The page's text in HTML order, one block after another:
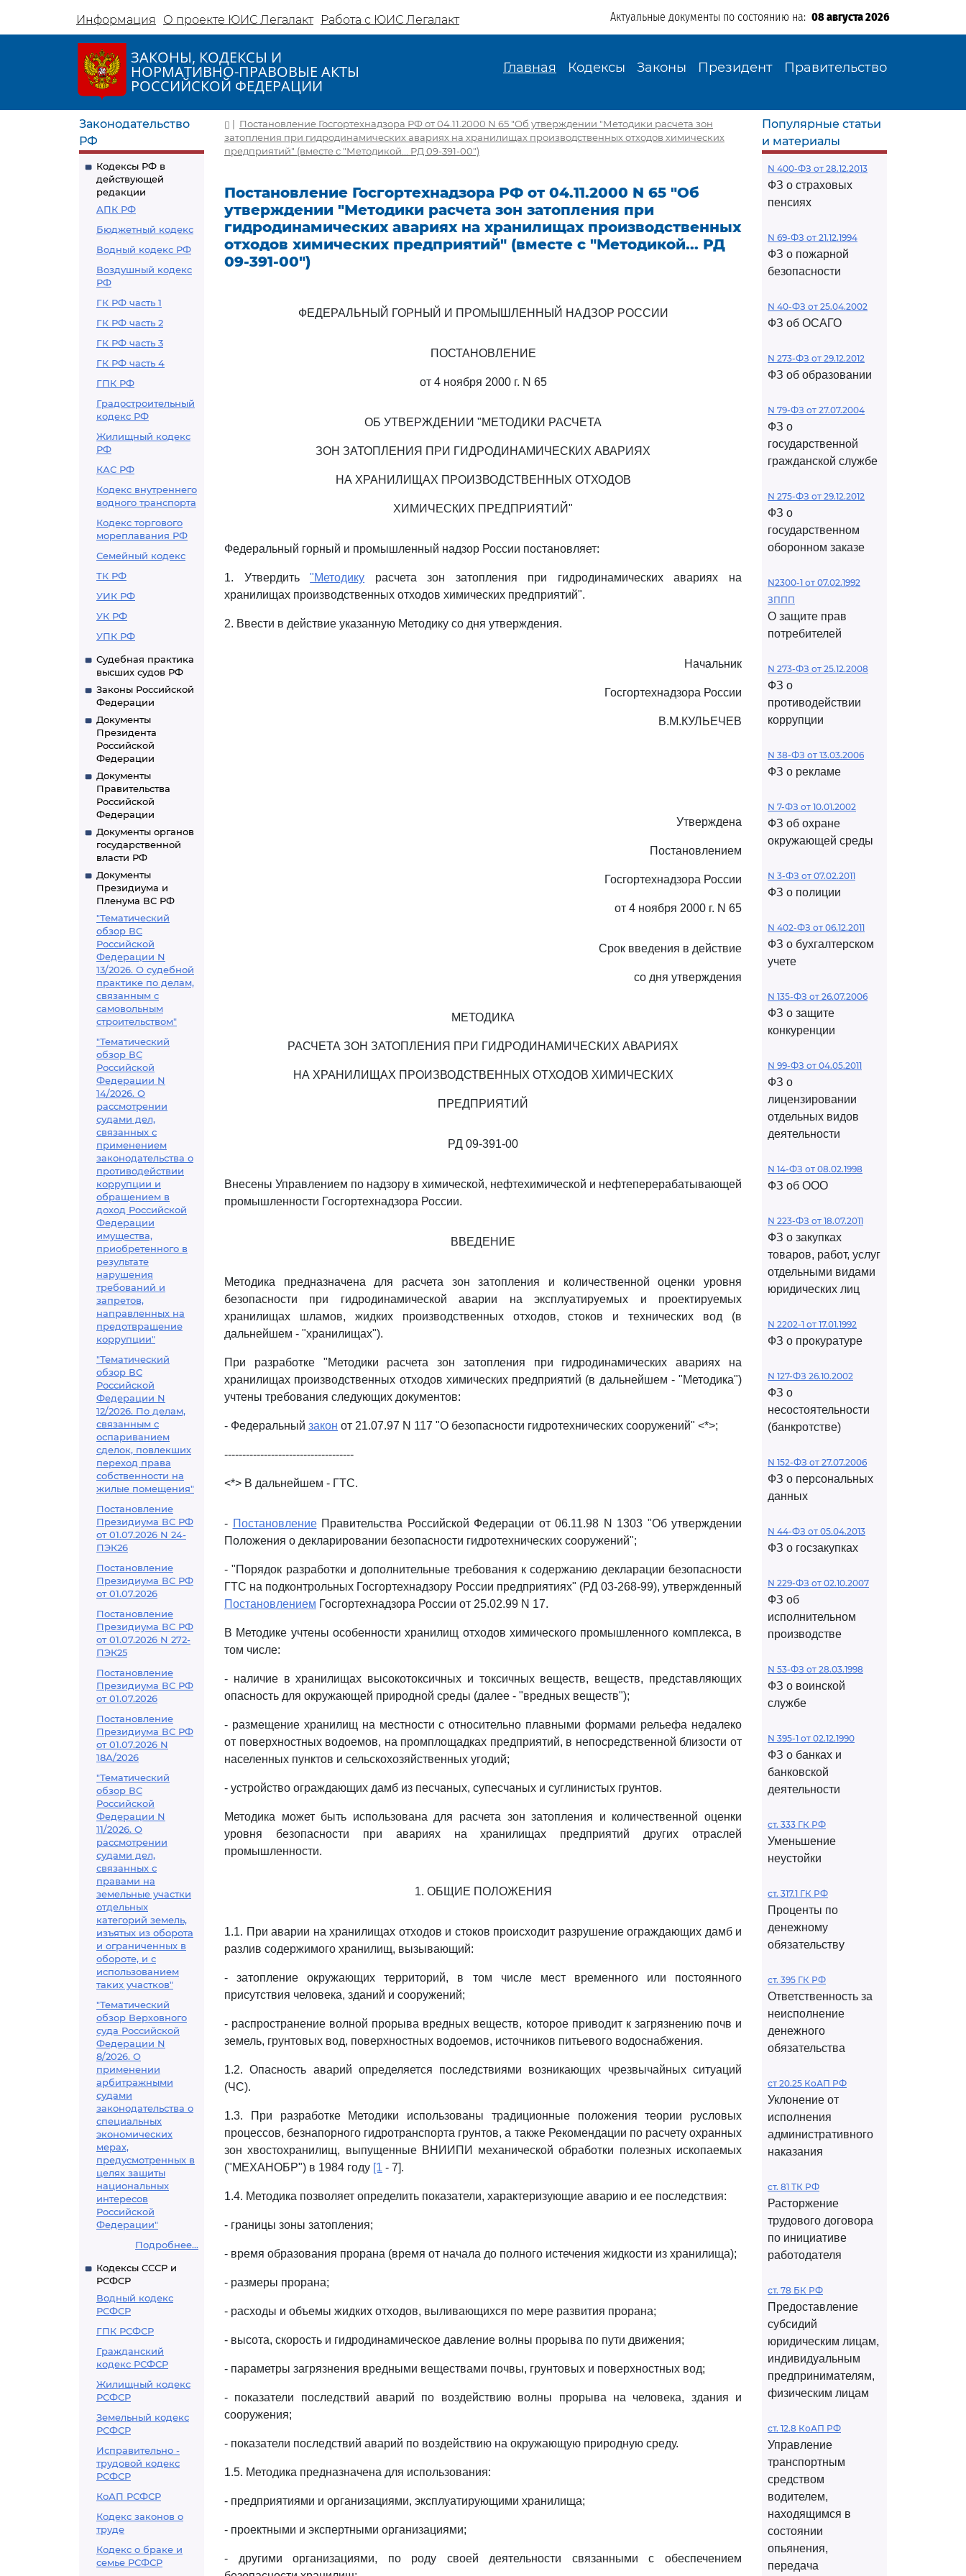
Информация О проекте ЮИС Легалакт Работа с ЮИС Легалакт Актуальные документы по состоянию на: 08 августа 2026
ЗАКОНЫ, КОДЕКСЫ И
НОРМАТИВНО-ПРАВОВЫЕ АКТЫ
РОССИЙСКОЙ ФЕДЕРАЦИИ
Главная Кодексы Законы Президент Правительство
Законодательство
РФ
Кодексы РФ в
действующей
редакции
АПК РФ
Бюджетный кодекс
Водный кодекс РФ
Воздушный кодекс
РФ
ГК РФ часть 1
ГК РФ часть 2
ГК РФ часть 3
ГК РФ часть 4
ГПК РФ
Градостроительный
кодекс РФ
Жилищный кодекс
РФ
КАС РФ
Кодекс внутреннего
водного транспорта
Кодекс торгового
мореплавания РФ
Семейный кодекс
ТК РФ
УИК РФ
УК РФ
УПК РФ
Судебная практика
высших судов РФ
Законы Российской
Федерации
Документы
Президента
Российской
Федерации
Документы
Правительства
Российской
Федерации
Документы органов
государственной
власти РФ
Документы
Президиума и
Пленума ВС РФ
"Тематический
обзор ВС
Российской
Федерации N
13/2026. О судебной
практике по делам,
связанным с
самовольным
строительством"
"Тематический
обзор ВС
Российской
Федерации N
14/2026. О
рассмотрении
судами дел,
связанных с
применением
законодательства о
противодействии
коррупции и
обращением в
доход Российской
Федерации
имущества,
приобретенного в
результате
нарушения
требований и
запретов,
направленных на
предотвращение
коррупции"
"Тематический
обзор ВС
Российской
Федерации N
12/2026. По делам,
связанным с
оспариванием
сделок, повлекших
переход права
собственности на
жилые помещения"
Постановление
Президиума ВС РФ
от 01.07.2026 N 24-
ПЭК26
Постановление
Президиума ВС РФ
от 01.07.2026
Постановление
Президиума ВС РФ
от 01.07.2026 N 272-
ПЭК25
Постановление
Президиума ВС РФ
от 01.07.2026
Постановление
Президиума ВС РФ
от 01.07.2026 N
18А/2026
"Тематический
обзор ВС
Российской
Федерации N
11/2026. О
рассмотрении
судами дел,
связанных с
правами на
земельные участки
отдельных
категорий земель,
изъятых из оборота
и ограниченных в
обороте, и с
использованием
таких участков"
"Тематический
обзор Верховного
суда Российской
Федерации N
8/2026. О
применении
арбитражными
судами
законодательства о
специальных
экономических
мерах,
предусмотренных в
целях защиты
национальных
интересов
Российской
Федерации"
Подробнее...
Кодексы СССР и
РСФСР
Водный кодекс
РСФСР
ГПК РСФСР
Гражданский
кодекс РСФСР
Жилищный кодекс
РСФСР
Земельный кодекс
РСФСР
Исправительно -
трудовой кодекс
РСФСР
КоАП РСФСР
Кодекс законов о
труде
Кодекс о браке и
семье РСФСР
| Постановление Госгортехнадзора РФ от 04.11.2000 N 65 "Об утверждении "Методики расчета зон
затопления при гидродинамических авариях на хранилищах производственных отходов химических
предприятий" (вместе с "Методикой... РД 09-391-00")
Постановление Госгортехнадзора РФ от 04.11.2000 N 65 "Об
утверждении "Методики расчета зон затопления при
гидродинамических авариях на хранилищах производственных
отходов химических предприятий" (вместе с "Методикой... РД
09-391-00")
ФЕДЕРАЛЬНЫЙ ГОРНЫЙ И ПРОМЫШЛЕННЫЙ НАДЗОР РОССИИ
ПОСТАНОВЛЕНИЕ
от 4 ноября 2000 г. N 65
ОБ УТВЕРЖДЕНИИ "МЕТОДИКИ РАСЧЕТА
ЗОН ЗАТОПЛЕНИЯ ПРИ ГИДРОДИНАМИЧЕСКИХ АВАРИЯХ
НА ХРАНИЛИЩАХ ПРОИЗВОДСТВЕННЫХ ОТХОДОВ
ХИМИЧЕСКИХ ПРЕДПРИЯТИЙ"
Федеральный горный и промышленный надзор России постановляет:
1. Утвердить"Методику расчета зон затопления при гидродинамических авариях на
хранилищах производственных отходов химических предприятий".
2. Ввести в действие указанную Методику со дня утверждения.
Начальник
Госгортехнадзора России
В.М.КУЛЬЕЧЕВ
Утверждена
Постановлением
Госгортехнадзора России
от 4 ноября 2000 г. N 65
Срок введения в действие
со дня утверждения
МЕТОДИКА
РАСЧЕТА ЗОН ЗАТОПЛЕНИЯ ПРИ ГИДРОДИНАМИЧЕСКИХ АВАРИЯХ
НА ХРАНИЛИЩАХ ПРОИЗВОДСТВЕННЫХ ОТХОДОВ ХИМИЧЕСКИХ
ПРЕДПРИЯТИЙ
РД 09-391-00
Внесены Управлением по надзору в химической, нефтехимической и нефтеперерабатывающей
промышленности Госгортехнадзора России.
ВВЕДЕНИЕ
Методика предназначена для расчета зон затопления и количественной оценки уровня
безопасности при гидродинамической аварии на эксплуатируемых и проектируемых
хранилищах шламов, жидких производственных отходов, стоков и технических вод (в
дальнейшем - "хранилищах").
При разработке "Методики расчета зон затопления при гидродинамических авариях на
хранилищах производственных отходов химических предприятий (в дальнейшем - "Методика")
учтены требования следующих документов:
- Федеральный закон от 21.07.97 N 117 "О безопасности гидротехнических сооружений" <*>;
------------------------------------
<*> В дальнейшем - ГТС.
- ПостановлениеПравительства Российской Федерации от 06.11.98 N 1303 "Об утверждении
Положения о декларировании безопасности гидротехнических сооружений";
- "Порядок разработки и дополнительные требования к содержанию декларации безопасности
ГТС на подконтрольных Госгортехнадзору России предприятиях" (РД 03-268-99), утвержденный
Постановлением Госгортехнадзора России от 25.02.99 N 17.
В Методике учтены особенности хранилищ отходов химического промышленного комплекса, в
том числе:
- наличие в хранилищах высокотоксичных и токсичных веществ, веществ, представляющих
опасность для окружающей природной среды (далее - "вредных веществ");
- размещение хранилищ на местности с относительно плавными формами рельефа недалеко
от поверхностных водоемов, на промплощадках предприятий, в непосредственной близости от
населенных пунктов и сельскохозяйственных угодий;
- устройство ограждающих дамб из песчаных, супесчаных и суглинистых грунтов.
Методика может быть использована для расчета зон затопления и количественной оценки
уровня безопасности при авариях на хранилищах предприятий других отраслей
промышленности.
1. ОБЩИЕ ПОЛОЖЕНИЯ
1.1. При аварии на хранилищах отходов и стоков происходит разрушение ограждающих дамб и
разлив содержимого хранилищ, вызывающий:
- затопление окружающих территорий, в том числе мест временного или постоянного
присутствия человека, зданий и сооружений;
- распространение волной прорыва вредных веществ, которое приводит к загрязнению почв и
земель, грунтовых вод, поверхностных водоемов, источников питьевого водоснабжения.
1.2. Опасность аварий определяется последствиями возникающих чрезвычайных ситуаций
(ЧС).
1.3. При разработке Методики использованы традиционные положения теории русловых
процессов, безнапорного гидротранспорта грунтов, а также Рекомендации по расчету охранных
зон хвостохранилищ, выпущенные ВНИИПИ механической обработки полезных ископаемых
("МЕХАНОБР") в 1984 году [1 - 7].
1.4. Методика позволяет определить показатели, характеризующие аварию и ее последствия:
- границы зоны затопления;
- время образования прорана (время от начала до полного истечения жидкости из хранилища);
- размеры прорана;
- расходы и объемы жидких отходов, выливающихся по мере развития прорана;
- высота, скорость и гидродинамическое давление волны прорыва по пути движения;
- параметры загрязнения вредными веществами почвы, грунтовых и поверхностных вод;
- показатели последствий аварий по воздействию волны прорыва на человека, здания и
сооружения;
- показатели последствий аварий по воздействию на окружающую природную среду.
1.5. Методика предназначена для использования:
- предприятиями и организациями, эксплуатирующими хранилища;
- проектными и экспертными организациями;
- другими организациями, по роду своей деятельности связанными с обеспечением
Популярные статьи
и материалы
N 400-ФЗ от 28.12.2013
ФЗ о страховых
пенсиях
N 69-ФЗ от 21.12.1994
ФЗ о пожарной
безопасности
N 40-ФЗ от 25.04.2002
ФЗ об ОСАГО
N 273-ФЗ от 29.12.2012
ФЗ об образовании
N 79-ФЗ от 27.07.2004
ФЗ о
государственной
гражданской службе
N 275-ФЗ от 29.12.2012
ФЗ о
государственном
оборонном заказе
N2300-1 от 07.02.1992
ЗППП
О защите прав
потребителей
N 273-ФЗ от 25.12.2008
ФЗ о
противодействии
коррупции
N 38-ФЗ от 13.03.2006
ФЗ о рекламе
N 7-ФЗ от 10.01.2002
ФЗ об охране
окружающей среды
N 3-ФЗ от 07.02.2011
ФЗ о полиции
N 402-ФЗ от 06.12.2011
ФЗ о бухгалтерском
учете
N 135-ФЗ от 26.07.2006
ФЗ о защите
конкуренции
N 99-ФЗ от 04.05.2011
ФЗ о
лицензировании
отдельных видов
деятельности
N 14-ФЗ от 08.02.1998
ФЗ об ООО
N 223-ФЗ от 18.07.2011
ФЗ о закупках
товаров, работ, услуг
отдельными видами
юридических лиц
N 2202-1 от 17.01.1992
ФЗ о прокуратуре
N 127-ФЗ 26.10.2002
ФЗ о
несостоятельности
(банкротстве)
N 152-ФЗ от 27.07.2006
ФЗ о персональных
данных
N 44-ФЗ от 05.04.2013
ФЗ о госзакупках
N 229-ФЗ от 02.10.2007
ФЗ об
исполнительном
производстве
N 53-ФЗ от 28.03.1998
ФЗ о воинской
службе
N 395-1 от 02.12.1990
ФЗ о банках и
банковской
деятельности
ст. 333 ГК РФ
Уменьшение
неустойки
ст. 317.1 ГК РФ
Проценты по
денежному
обязательству
ст. 395 ГК РФ
Ответственность за
неисполнение
денежного
обязательства
ст 20.25 КоАП РФ
Уклонение от
исполнения
административного
наказания
ст. 81 ТК РФ
Расторжение
трудового договора
по инициативе
работодателя
ст. 78 БК РФ
Предоставление
субсидий
юридическим лицам,
индивидуальным
предпринимателям,
физическим лицам
ст. 12.8 КоАП РФ
Управление
транспортным
средством
водителем,
находящимся в
состоянии
опьянения,
передача